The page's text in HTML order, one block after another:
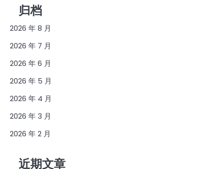
归档
2026 年 8 月
2026 年 7 月
2026 年 6 月
2026 年 5 月
2026 年 4 月
2026 年 3 月
2026 年 2 月
近期文章